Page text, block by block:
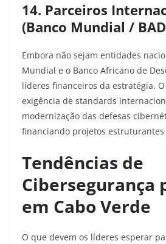
14. Parceiros
(Banco Mundial /
Embora não sejam entidades
Mundial e o Banco Africano de
líderes financeiros da estratégia.
exigência de standards
modernização das defesas
financiando projetos estruturantes
Tendências de
Cibersegurança
em Cabo Verde
O que devem os líderes esperar